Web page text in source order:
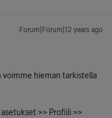
Forum|Forum|12 years ago
voimme hieman tarkistella
>> Profiili >>